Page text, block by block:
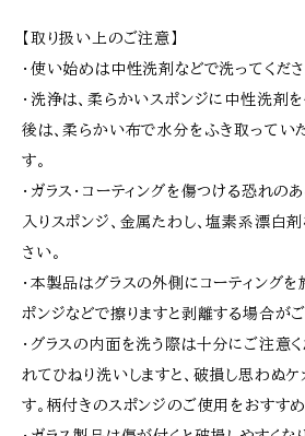
【取り扱い上のご注意】
・使い始めは中性洗剤などで洗ってくださ
・洗浄は、柔らかいスポンジに中性洗剤
後は、柔らかい布で水分をふき取ってい
す。
・ガラス・コーティングを傷つける恐れの
入りスポンジ、金属たわし、塩素系漂白
さい。
・本製品はグラスの外側にコーティングを
ポンジなどで擦りますと剥離する場合がご
・グラスの内面を洗う際は十分にご注意
れてひねり洗いしますと、破損し思わぬケ
す。柄付きのスポンジのご使用をおすすめ